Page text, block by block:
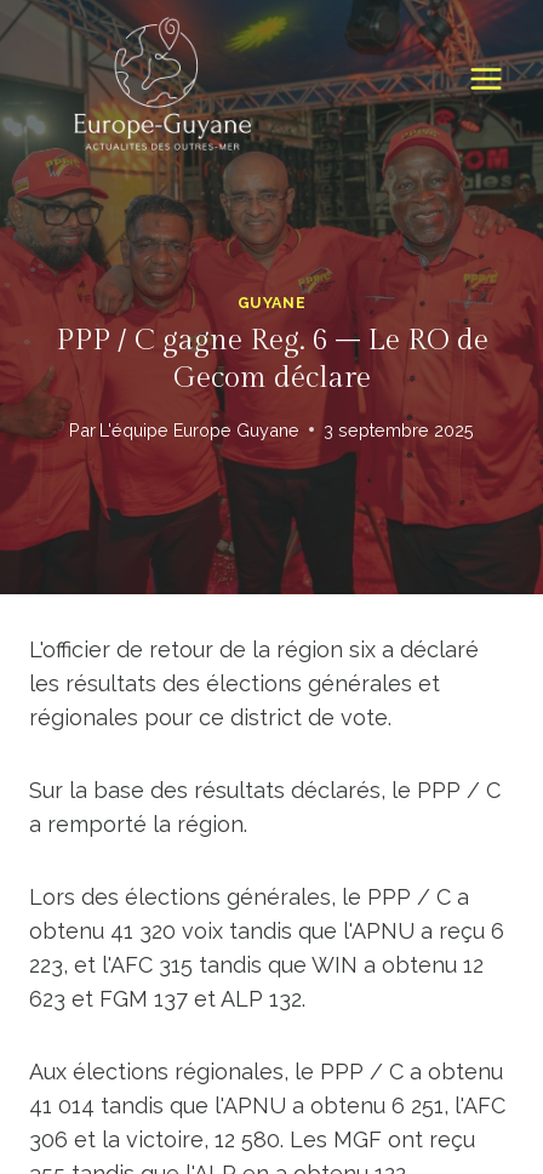
Skip
content
GUYANE
PPP / C gagne Reg. 6 – Le RO de
Gecom déclare
Par L'équipe Europe Guyane 3 septembre 2025
L'officier de retour de la région six a déclaré
les résultats des élections générales et
régionales pour ce district de vote.
Sur la base des résultats déclarés, le PPP / C
a remporté la région.
Lors des élections générales, le PPP / C a
obtenu 41 320 voix tandis que l'APNU a reçu 6
223, et l'AFC 315 tandis que WIN a obtenu 12
623 et FGM 137 et ALP 132.
Aux élections régionales, le PPP / C a obtenu
41 014 tandis que l'APNU a obtenu 6 251, l'AFC
306 et la victoire, 12 580. Les MGF ont reçu